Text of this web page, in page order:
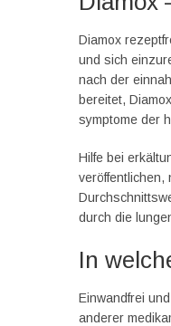
Diamox
und sich
nach der
bereitet,
symptome der
Hilfe bei
veröffentlichen,
durch die
In
Einwandfrei
anderer